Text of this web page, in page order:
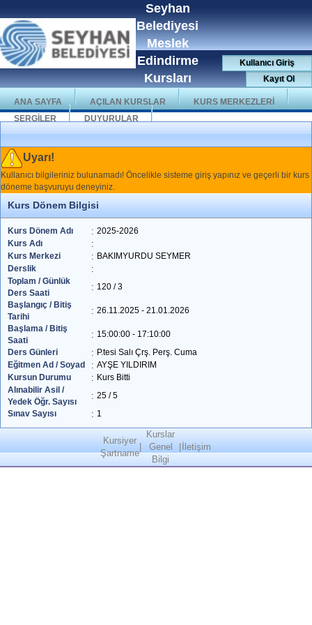
Seyhan
Belediyesi
Meslek
Edindirme
Kursları
Kullanıcı Giriş
Kayıt Ol
ANA SAYFA AÇILAN KURSLAR
KURS MERKEZLERİ
SERGİLER
DUYURULAR
Uyarı!
Kullanıcı bilgileriniz bulunamadı! Öncelikle sisteme giriş yapınız ve geçerli bir kurs
döneme başvuruyu deneyiniz.
Kurs Dönem Bilgisi
Kurs Dönem Adı : 2025-2026
Kurs Adı
:
Kurs Merkezi : BAKIMYURDU SEYMER
Derslik
:
Toplam / Günlük
Ders Saati
: 120 / 3
Başlangıç / Bitiş
Tarihi
: 26.11.2025 - 21.01.2026
Başlama / Bitiş
Saati
: 15:00:00 - 17:10:00
Ders Günleri
: P.tesi Salı Çrş. Perş. Cuma
Eğitmen Ad / Soyad
: AYŞE YILDIRIM
Kursun Durumu
: Kurs Bitti
Alınabilir Asil /
Yedek Öğr. Sayısı
: 25 / 5
Sınav Sayısı
: 1
Kursiyer
Şartname
Kurslar
Genel
Bilgi
İletişim